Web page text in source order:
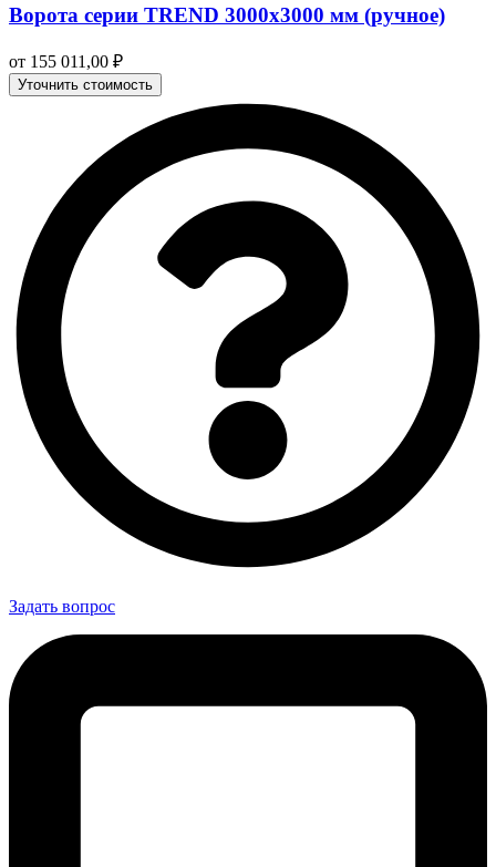
Ворота серии TREND 3000х3000 мм (ручное)
от 155 011,00 ₽
Уточнить стоимость
Задать вопрос